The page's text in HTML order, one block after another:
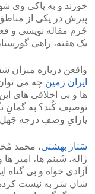
خورند و به پاکی وی
پیرش در یکی از
جُرم مقاله نویسی و
یک هفته، راهی
واقعن درباره میزان
ایران زمین چه می
ها و بی اخلاقی های
توصیف کُند؟ به گمانِ
یارایِ وصفِ درجه جَهل
سَتار بهشتی، محمد
ژاله، شَبنم ها، امیر
آزادی خواه و بی
شان سَر به نیست